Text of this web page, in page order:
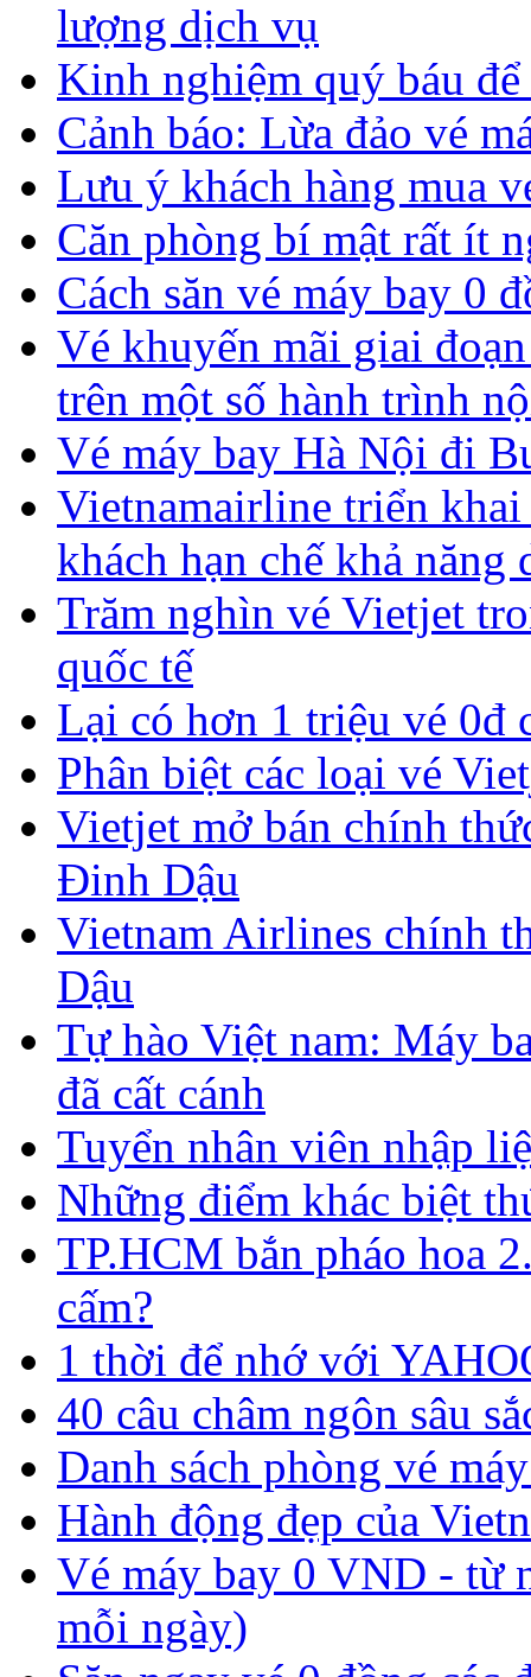
lượng dịch vụ
Kinh nghiệm quý báu
Cảnh báo: Lừa đảo vé
Lưu ý khách hàng mua
Căn phòng bí mật rất ít
Cách săn vé máy bay 0
Vé khuyến mãi giai
trên một số hành trình
Vé máy bay Hà Nội đi
Vietnamairline triển
khách hạn chế khả năng
Trăm nghìn vé Vietjet
quốc tế
Lại có hơn 1 triệu vé 0đ
Phân biệt các loại vé
Vietjet mở bán chính
Đinh Dậu
Vietnam Airlines chính
Dậu
Tự hào Việt nam: Máy
đã cất cánh
Tuyển nhân viên nhập
​Những điểm khác biệt
TP.HCM bắn pháo hoa
cấm?
1 thời để nhớ với
40 câu châm ngôn sâu
Danh sách phòng vé
Hành động đẹp của
Vé máy bay 0 VND - từ
mỗi ngày)